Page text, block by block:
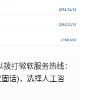
打微软服务热线：
话)，选择人工咨